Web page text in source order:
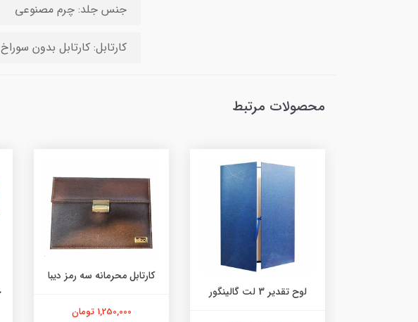
جنس جلد: چرم مصنوعی
کارتابل: کارتابل بدون سوراخ
محصولات مرتبط
لوح تقدیر 3 لت گالینگور
کارتابل محرمانه سه رمز دیبا
1,250,000 تومان